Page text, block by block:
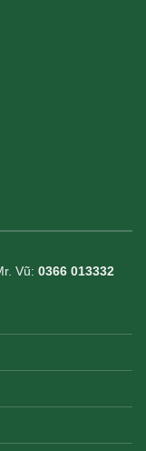
Vũ: 0366 013332